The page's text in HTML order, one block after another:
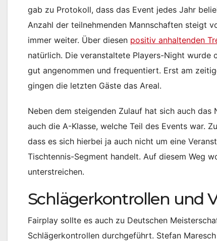
gab zu Protokoll, dass das Event jedes Jahr
Anzahl der teilnehmenden Mannschaften steigt
immer weiter. Über diesen positiv anhaltenden
natürlich. Die veranstaltete Players-Night wurde
gut angenommen und frequentiert. Erst am
gingen die letzten Gäste das Areal.
Neben dem steigenden Zulauf hat sich auch
auch die A-Klasse, welche Teil des Events war.
dass es sich hierbei ja auch nicht um eine
Tischtennis-Segment handelt. Auf diesem Weg
unterstreichen.
Schlägerkontrollen und
Fairplay sollte es auch zu Deutschen
Schlägerkontrollen durchgeführt. Stefan